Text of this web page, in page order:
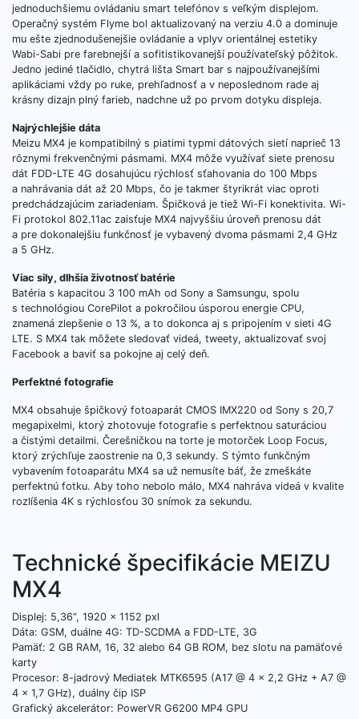
jednoduchšiemu ovládaniu smart telefónov s veľkým displejom.
Operačný systém Flyme bol aktualizovaný na verziu 4.0 a dominuje
mu ešte zjednodušenejšie ovládanie a vplyv orientálnej estetiky
Wabi-Sabi pre farebnejší a sofitistikovanejší používateľský pôžitok.
Jedno jediné tlačidlo, chytrá lišta Smart bar s najpoužívanejšími
aplikáciami vždy po ruke, prehľadnosť a v neposlednom rade aj
krásny dizajn plný farieb, nadchne už po prvom dotyku displeja.
Najrýchlejšie dáta
Meizu MX4 je kompatibilný s piatimi typmi dátových sietí naprieč 13
rôznymi frekvenčnými pásmami. MX4 môže využívať siete prenosu
dát FDD-LTE 4G dosahujúcu rýchlosť sťahovania do 100 Mbps
a nahrávania dát až 20 Mbps, čo je takmer štyrikrát viac oproti
predchádzajúcim zariadeniam. Špičková je tiež Wi-Fi konektivita. Wi-
Fi protokol 802.11ac zaisťuje MX4 najvyššiu úroveň prenosu dát
a pre dokonalejšiu funkčnosť je vybavený dvoma pásmami 2,4 GHz
a 5 GHz.
Viac sily, dlhšia životnosť batérie
Batéria s kapacitou 3 100 mAh od Sony a Samsungu, spolu
s technológiou CorePilot a pokročilou úsporou energie CPU,
znamená zlepšenie o 13 %, a to dokonca aj s pripojením v sieti 4G
LTE. S MX4 tak môžete sledovať videá, tweety, aktualizovať svoj
Facebook a baviť sa pokojne aj celý deň.
Perfektné fotografie
MX4 obsahuje špičkový fotoaparát CMOS IMX220 od Sony s 20,7
megapixelmi, ktorý zhotovuje fotografie s perfektnou saturáciou
a čistými detailmi. Čerešničkou na torte je motorček Loop Focus,
ktorý zrýchľuje zaostrenie na 0,3 sekundy. S týmto funkčným
vybavením fotoaparátu MX4 sa už nemusíte báť, že zmeškáte
perfektnú fotku. Aby toho nebolo málo, MX4 nahráva videá v kvalite
rozlíšenia 4K s rýchlosťou 30 snímok za sekundu.
Technické špecifikácie MEIZU
MX4
Displej: 5,36“, 1920 x 1152 pxl
Dáta: GSM, duálne 4G: TD-SCDMA a FDD-LTE, 3G
Pamäť: 2 GB RAM, 16, 32 alebo 64 GB ROM, bez slotu na pamäťové
karty
Procesor: 8-jadrový Mediatek MTK6595 (A17 @ 4 x 2,2 GHz + A7 @
4 x 1,7 GHz), duálny čip ISP
Grafický akcelerátor: PowerVR G6200 MP4 GPU